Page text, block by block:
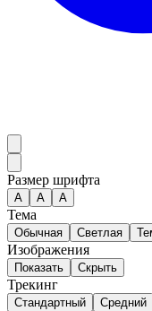
Размер шрифта
А A A
Тема
Обычная Светлая
Изображения
Показать Скрыть
Трекинг
Стандартный Средний